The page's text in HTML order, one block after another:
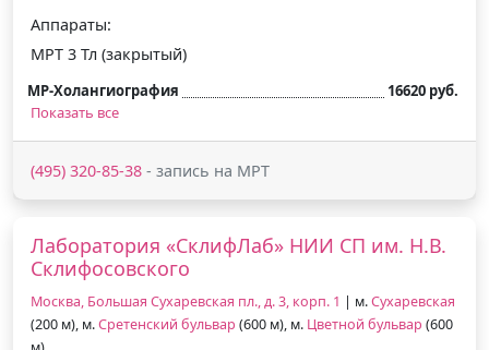
Аппараты:
МРТ 3 Тл (закрытый)
МР-Холангиография
16620 руб.
Показать все
(495) 320-85-38 - запись на МРТ
Лаборатория «СклифЛаб» НИИ СП им. Н.В.
Склифосовского
Москва, Большая Сухаревская пл., д. 3, корп. 1 | м.Сухаревская
(200 м), м.Сретенский бульвар (600 м), м. Цветной бульвар (600